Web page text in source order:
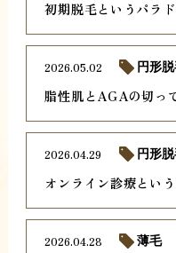
初期脱毛というパラ
脂性肌とAGAの切っ
2026.05.02 円形
オンライン診療とい
2026.04.29 円形
2026.04.28 薄毛